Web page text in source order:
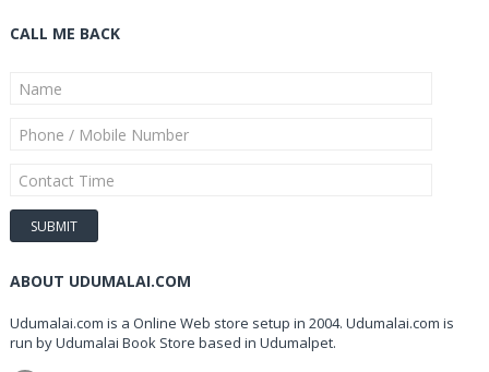
CALL ME BACK
ABOUT UDUMALAI.COM
Udumalai.com is a Online Web store setup in 2004. Udumalai.com is
run by Udumalai Book Store based in Udumalpet.